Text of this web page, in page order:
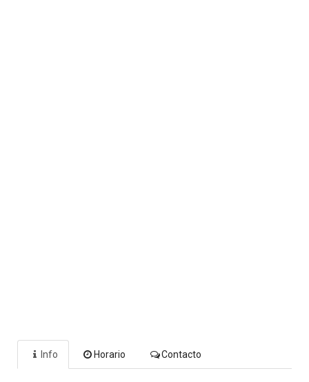
Info Horario Contacto